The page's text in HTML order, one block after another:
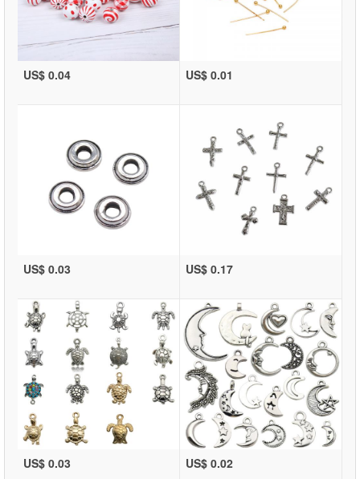
US$ 0.04 US$ 0.01
US$ 0.03 US$ 0.17
US$ 0.03 US$ 0.02